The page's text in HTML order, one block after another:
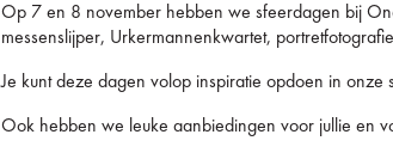
Op 7 en 8 november hebben we sfeerdagen bij
messenslijper, Urkermannenkwartet,
Je kunt deze dagen volop inspiratie opdoen in
Ook hebben we leuke aanbiedingen voor jullie en